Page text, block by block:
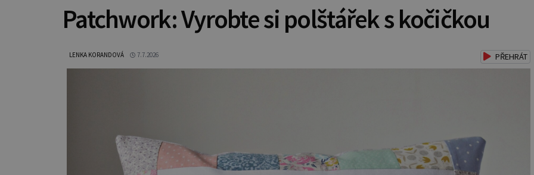
Patchwork: Vyrobte si polštářek s kočičkou
LENKA KORANDOVÁ 7.7.2026 PŘEHRÁT